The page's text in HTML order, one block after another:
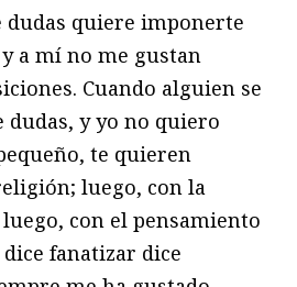
quiere imponerte
a mí no me gustan
Cuando alguien se
dudas, y yo no quiero
te quieren
luego, con la
con el pensamiento
fanatizar dice